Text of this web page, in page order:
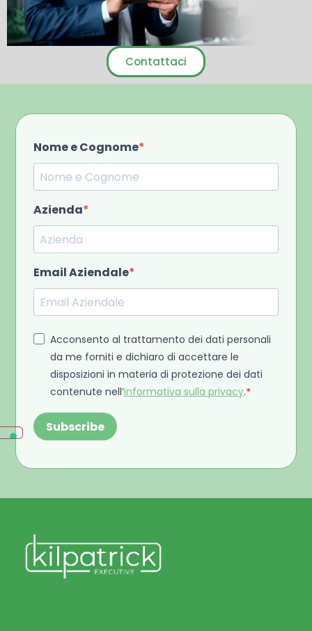
Contattaci
Nome e Cognome
Azienda
Email Aziendale
Acconsento al trattamento dei dati personali
da me forniti e dichiaro di accettare le
disposizioni in materia di protezione dei dati
contenute nell’informativa sulla privacy.
Subscribe